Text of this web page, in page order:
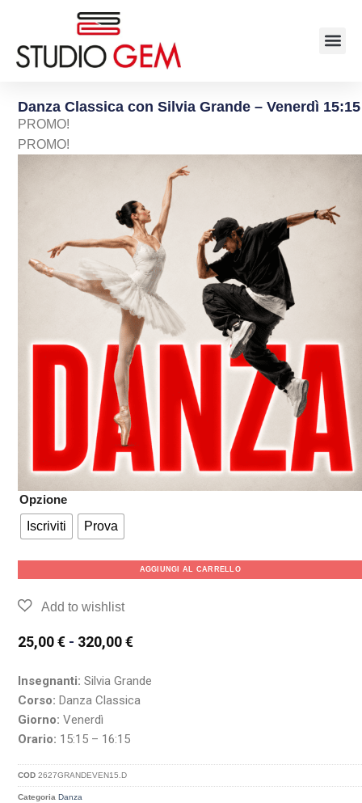
Danza Classica con Silvia Grande – Venerdì 15:15
PROMO!
PROMO!
Opzione
Iscriviti
Prova
AGGIUNGI AL CARRELLO
25,00€ - 320,00€
Insegnanti: Silvia Grande
Corso: Danza Classica
Giorno: Venerdì
Orario: 15:15 – 16:15
COD2627GRANDEVEN15.D
Categoria Danza